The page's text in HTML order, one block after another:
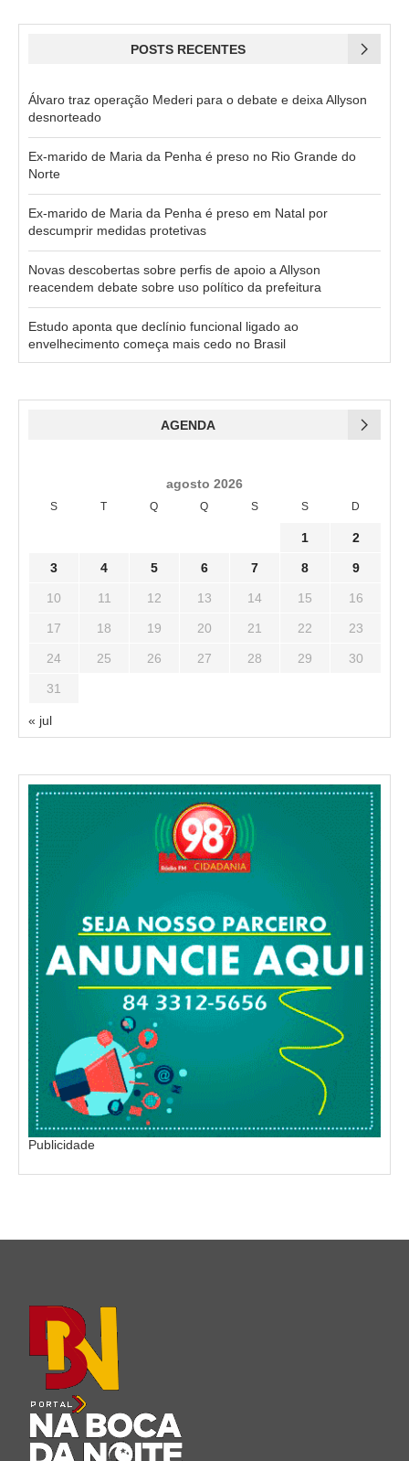
POSTS RECENTES
Álvaro traz operação Mederi para o debate e deixa Allyson
desnorteado
Ex-marido de Maria da Penha é preso no Rio Grande do
Norte
Ex-marido de Maria da Penha é preso em Natal por
descumprir medidas protetivas
Novas descobertas sobre perfis de apoio a Allyson
reacendem debate sobre uso político da prefeitura
Estudo aponta que declínio funcional ligado ao
envelhecimento começa mais cedo no Brasil
AGENDA
agosto 2026
S T Q Q S S D
1 2
3 4 5 6 7 8 9
10 11 12 13 14 15 16
17 18 19 20 21 22 23
24 25 26 27 28 29 30
31
« jul
Publicidade